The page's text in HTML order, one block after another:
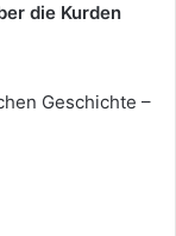
die Kurden
Geschichte –